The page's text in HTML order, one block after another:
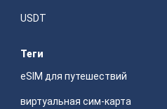
USDT
Теги
eSIM для путешествий
виртуальная сим-карта